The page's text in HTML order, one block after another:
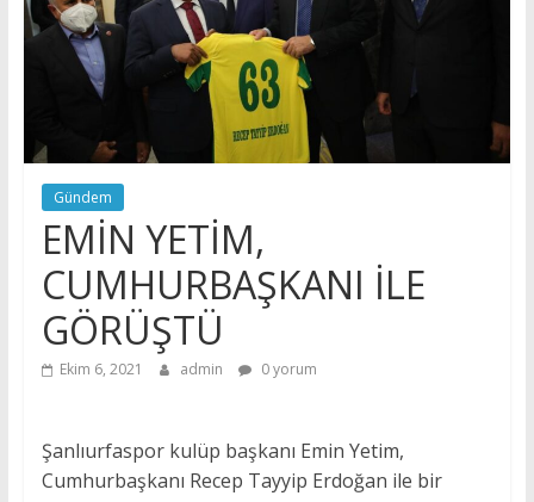
Gündem
EMİN YETİM,
CUMHURBAŞKANI İLE
GÖRÜŞTÜ
Ekim 6, 2021 admin 0 yorum
Şanlıurfaspor kulüp başkanı Emin Yetim,
Cumhurbaşkanı Recep Tayyip Erdoğan ile bir